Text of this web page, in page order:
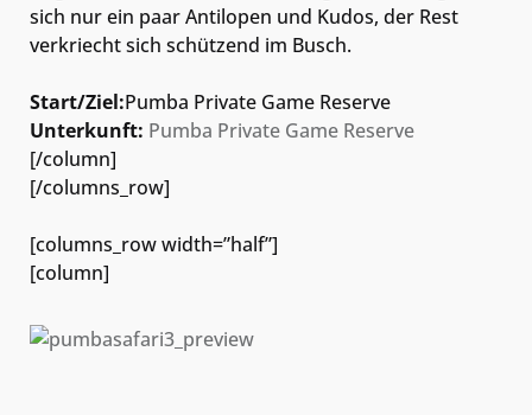
sich nur ein paar Antilopen und Kudos, der Rest
verkriecht sich schützend im Busch.
Start/Ziel:Pumba Private Game Reserve
Unterkunft: Pumba Private Game Reserve
[/column]
[/columns_row]
[columns_row width=”half”]
[column]